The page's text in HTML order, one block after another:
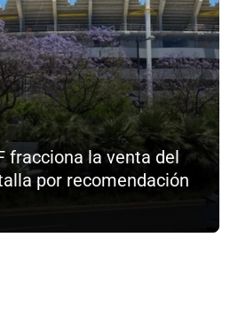
fracciona la venta del
por recomendación